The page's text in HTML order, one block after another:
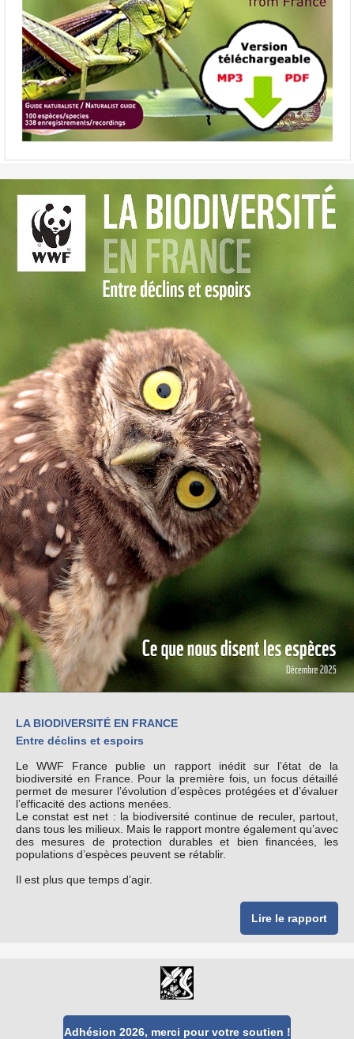
LA BIODIVERSITÉ EN FRANCE
Entre déclins et espoirs
Le WWF France publie un rapport inédit sur l’état de la
biodiversité en France. Pour la première fois, un focus détaillé
permet de mesurer l’évolution d’espèces protégées et d’évaluer
l’efficacité des actions menées.
Le constat est net : la biodiversité continue de reculer, partout,
dans tous les milieux. Mais le rapport montre également qu’avec
des mesures de protection durables et bien financées, les
populations d’espèces peuvent se rétablir.
Il est plus que temps d’agir.
Lire le rapport
Adhésion 2026, merci pour votre soutien !